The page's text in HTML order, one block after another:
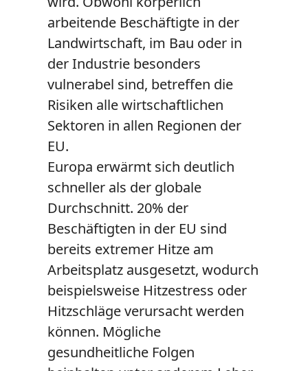
arbeitende Beschäftigte in der
Landwirtschaft, im Bau oder in
der Industrie besonders
vulnerabel sind, betreffen die
Risiken alle wirtschaftlichen
Sektoren in allen Regionen der
EU.
Europa erwärmt sich deutlich
schneller als der globale
Durchschnitt. 20% der
Beschäftigten in der EU sind
bereits extremer Hitze am
Arbeitsplatz ausgesetzt, wodurch
beispielsweise Hitzestress oder
Hitzschläge verursacht werden
können. Mögliche
gesundheitliche Folgen